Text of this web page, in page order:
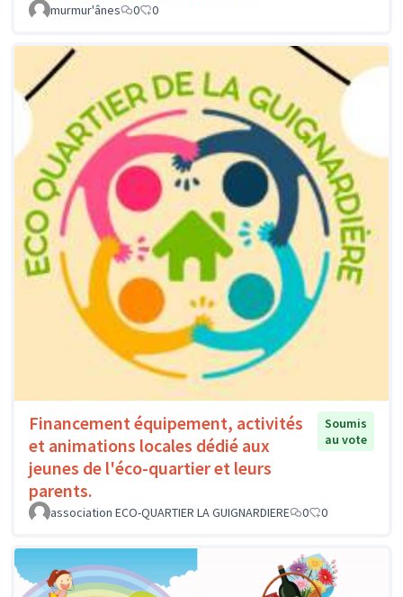
murmur'ânes 0 0
Financement équipement, activités
et animations locales dédié aux
jeunes de l'éco-quartier et leurs
parents.
Soumis
au vote
association ECO-QUARTIER LA GUIGNARDIERE 0 0